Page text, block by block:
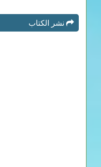
نشر الكتاب